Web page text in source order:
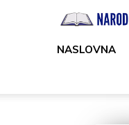
NASLOVNA